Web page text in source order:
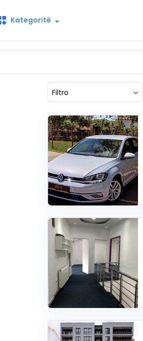
Kategoritë
Filtro